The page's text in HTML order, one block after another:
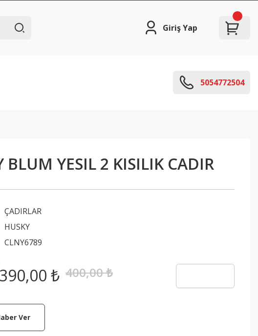
Giriş Yap
5054772504
BLUM YESIL 2 KISILIK CADIR
ÇADIRLAR
HUSKY
CLNY6789
390,00 ₺ 400,00 ₺
Ver